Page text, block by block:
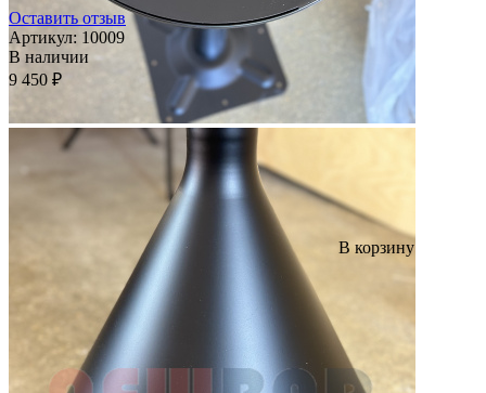
Оставить отзыв
Артикул: 10009
В наличии
9 450 ₽
В корзину